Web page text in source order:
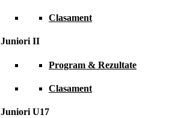
Clasament
Juniori II
Program & Rezultate
Clasament
Juniori U17